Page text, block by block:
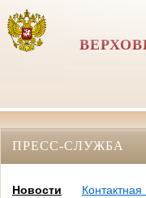
ПРЕСС-СЛУЖБА
Новости